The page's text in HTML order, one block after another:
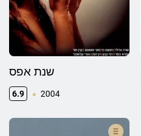
שנת אפס
6.9 2004